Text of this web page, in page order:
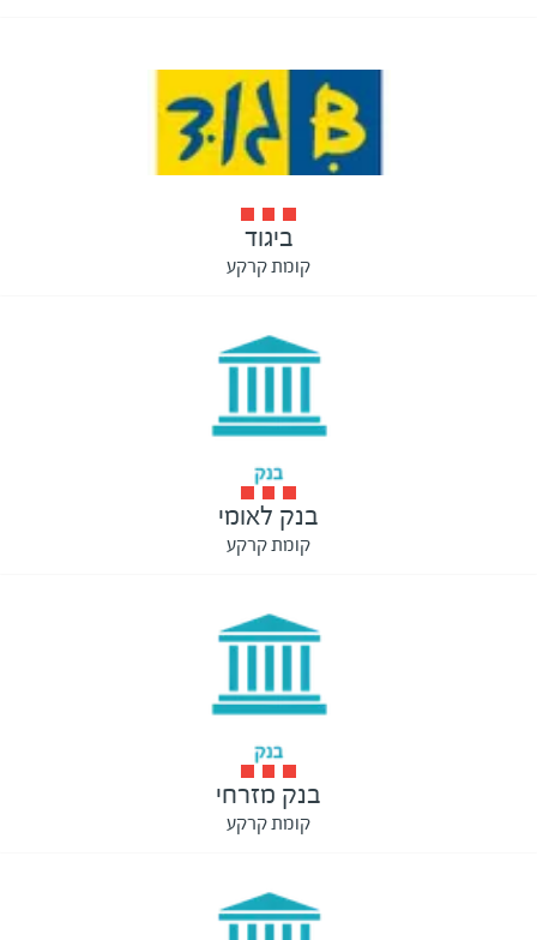
ביגוד
קומת קרקע
בנק לאומי
קומת קרקע
בנק מזרחי
קומת קרקע